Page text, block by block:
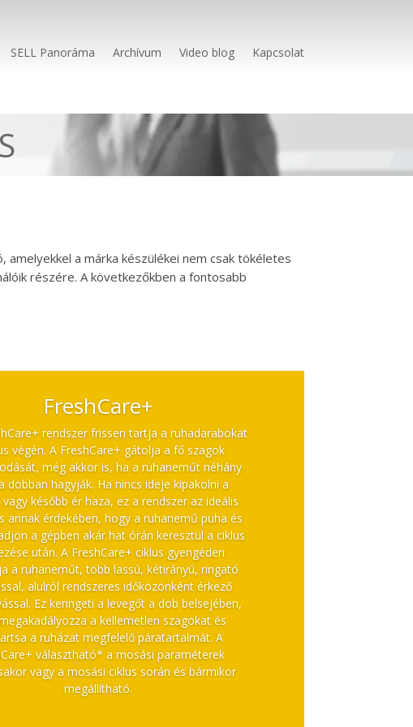
SELL Panoráma Archívum Video blog Kapcsolat
a márka készülékei nem csak tökéletes
részére. A következőkben a fontosabb
FreshCare+
rendszer frissen tartja a ruhadarabokat
végén. A FreshCare+ gátolja a fő szagok
még akkor is, ha a ruhaneműt néhány
dobban hagyják. Ha nincs ideje kipakolni a
később ér haza, ez a rendszer az ideális
annak érdekében, hogy a ruhanemű puha és
a gépben akár hat órán keresztül a ciklus
után. A FreshCare+ ciklus gyengéden
a ruhaneműt, több lassú, kétirányú, ringató
alulról rendszeres időközönként érkező
Ez keringeti a levegőt a dob belsejében,
a kellemetlen szagokat és
a ruházat megfelelő páratartalmát. A
választható* a mosási paraméterek
vagy a mosási ciklus során és bármikor
megállítható.